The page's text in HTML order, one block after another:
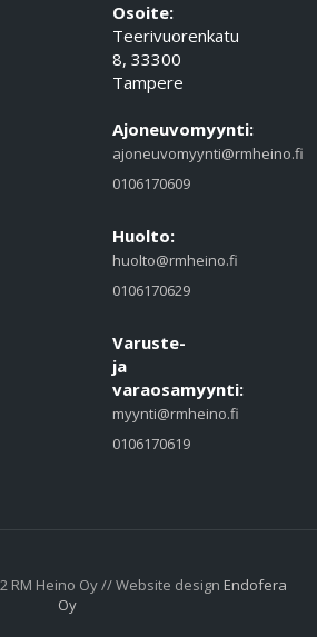
Osoite:
Teerivuorenkatu
8, 33300
Tampere
Ajoneuvomyynti:
ajoneuvomyynti@rmheino.fi
0106170609
Huolto:
huolto@rmheino.fi
0106170629
Varuste-
ja
varaosamyynti:
myynti@rmheino.fi
0106170619
RM Heino Oy // Website design Endofera
Oy